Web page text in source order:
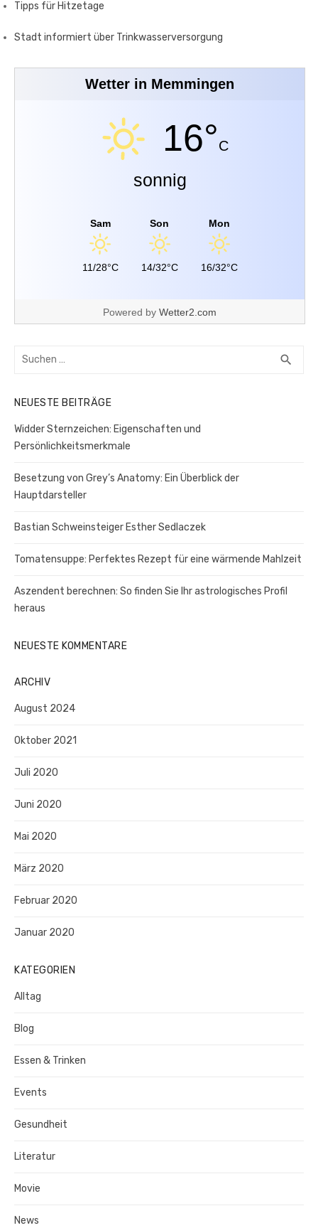
Tipps für Hitzetage
Stadt informiert über Trinkwasserversorgung
Wetter in Memmingen
16°C
sonnig
Sam
11/28°C
Son
14/32°C
Mon
16/32°C
Powered by Wetter2.com
Suchen
search
NEUESTE BEITRÄGE
Widder Sternzeichen: Eigenschaften und
Persönlichkeitsmerkmale
Besetzung von Grey’s Anatomy: Ein Überblick der
Hauptdarsteller
Bastian Schweinsteiger Esther Sedlaczek
Tomatensuppe: Perfektes Rezept für eine wärmende Mahlzeit
Aszendent berechnen: So finden Sie Ihr astrologisches Profil
heraus
NEUESTE KOMMENTARE
ARCHIV
August 2024
Oktober 2021
Juli 2020
Juni 2020
Mai 2020
März 2020
Februar 2020
Januar 2020
KATEGORIEN
Alltag
Blog
Essen & Trinken
Events
Gesundheit
Literatur
Movie
News